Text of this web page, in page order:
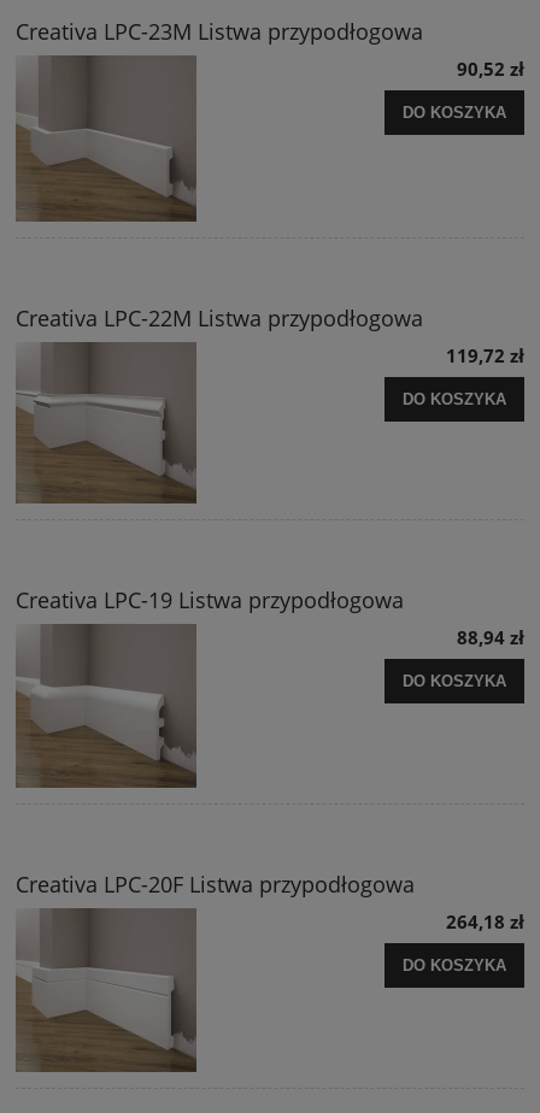
Creativa LPC-23M Listwa przypodłogowa
90,52 zł
DO KOSZYKA
Creativa LPC-22M Listwa przypodłogowa
119,72 zł
DO KOSZYKA
Creativa LPC-19 Listwa przypodłogowa
88,94 zł
DO KOSZYKA
Creativa LPC-20F Listwa przypodłogowa
264,18 zł
DO KOSZYKA